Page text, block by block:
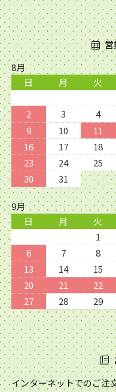
8月
日
月 火
2
3 4
9
10 11
16
17 18
23
24 25
30
31
9月
日
月 火
1
6
7 8
13
14 15
20
21 22
27
28 29
インターネットでのご注